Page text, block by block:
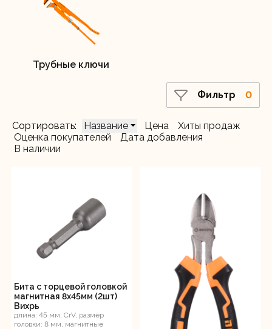
Трубные ключи
Фильтр 0
Сортировать: Название Цена
Хиты продаж
Оценка покупателей
Дата добавления
В наличии
Бита с торцевой головкой
магнитная 8х45мм (2шт)
Вихрь
длина: 45 мм, CrV, размер
головки: 8 мм, магнитные